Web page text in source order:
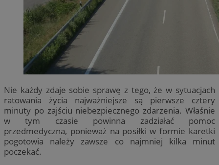
Nie każdy zdaje sobie sprawę z tego, że w sytuacjach
ratowania życia najważniejsze są pierwsze cztery
minuty po zajściu niebezpiecznego zdarzenia. Właśnie
w tym czasie powinna zadziałać pomoc
przedmedyczna, ponieważ na posiłki w formie karetki
pogotowia należy zawsze co najmniej kilka minut
poczekać.